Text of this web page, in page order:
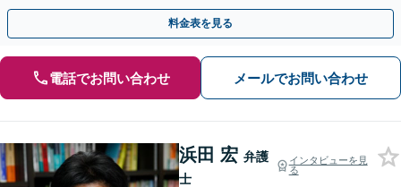
の皆さまのビジネスをサポートします！
料金表を見る
電話でお問い合わせ メールでお問い合わせ
浜田 宏 弁護
士
インタビューを見
る